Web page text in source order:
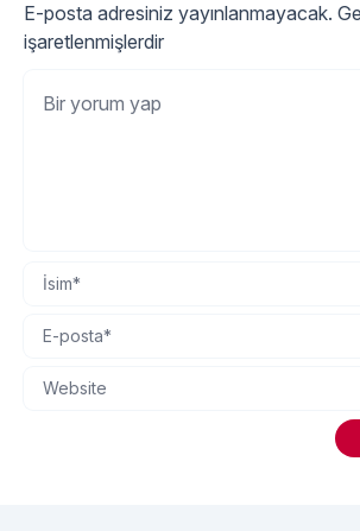
E-posta adresiniz yayınlanmayacak.
işaretlenmişlerdir